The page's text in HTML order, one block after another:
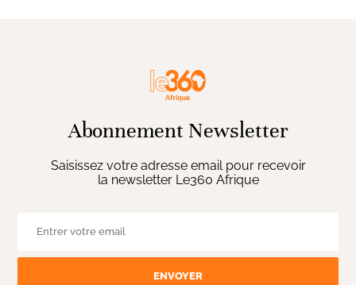
Abonnement Newsletter
Saisissez votre adresse email pour recevoir
la newsletter Le360 Afrique
ENVOYER